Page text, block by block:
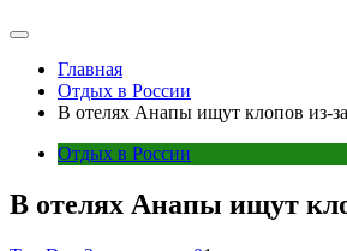
Главная
Отдых в России
В отелях Анапы ищут клопов из-
Отдых в России
В отелях Анапы ищут